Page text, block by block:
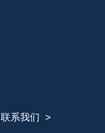
联系我们 >